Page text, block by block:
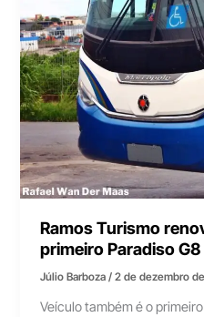
Ramos Turismo
primeiro Paradiso
Júlio Barboza/2 de dezembro
Veículo também é o